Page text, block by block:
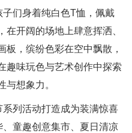
子们身着纯白色T恤，佩戴
开阔的场地上肆意挥洒、
板，缤纷色彩在空中飘散，
趣味玩色与艺术创作中探索
与想象力。
系列活动打造成为装满惊喜
、童趣创意集市、夏日清凉